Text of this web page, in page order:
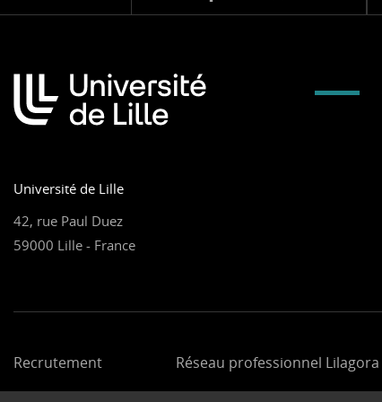
Université de Lille
42, rue Paul Duez
59000 Lille - France
Recrutement Réseau professionnel Lilagora